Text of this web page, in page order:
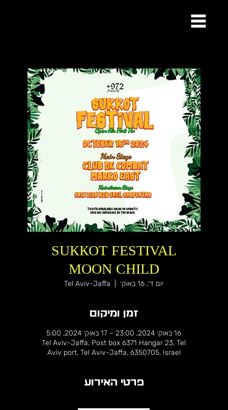
SUККОТ FESTIVAL
MOON CHILD
יום ד׳, 16 באוק׳ Tel Aviv-Jaffa
זמן ומיקום
16 באוק׳ 2024, 23:00 – 17 באוק׳ 2024, 5:00
Tel Aviv-Jaffa, Post box 6371 Hangar 23, Tel
Aviv port, Tel Aviv-Jaffa, 6350705, Israel
פרטי האירוע